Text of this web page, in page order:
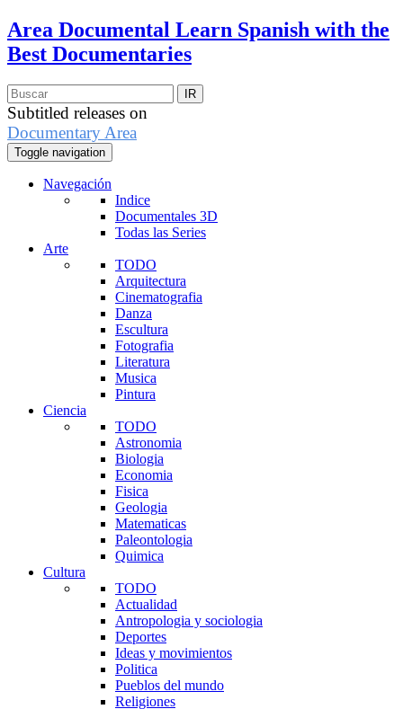
Area Documental Learn Spanish with the
Best Documentaries
Subtitled releases on
Documentary Area
Toggle navigation
Navegación
Indice
Documentales 3D
Todas las Series
Arte
TODO
Arquitectura
Cinematografia
Danza
Escultura
Fotografia
Literatura
Musica
Pintura
Ciencia
TODO
Astronomia
Biologia
Economia
Fisica
Geologia
Matematicas
Paleontologia
Quimica
Cultura
TODO
Actualidad
Antropologia y sociologia
Deportes
Ideas y movimientos
Politica
Pueblos del mundo
Religiones